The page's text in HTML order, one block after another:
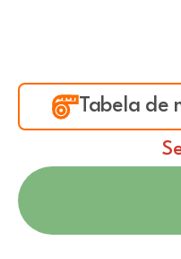
Tabela de